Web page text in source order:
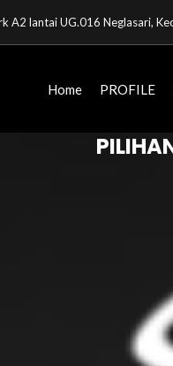
A2 lantai UG.016 Neglasari,
Home PROFILE